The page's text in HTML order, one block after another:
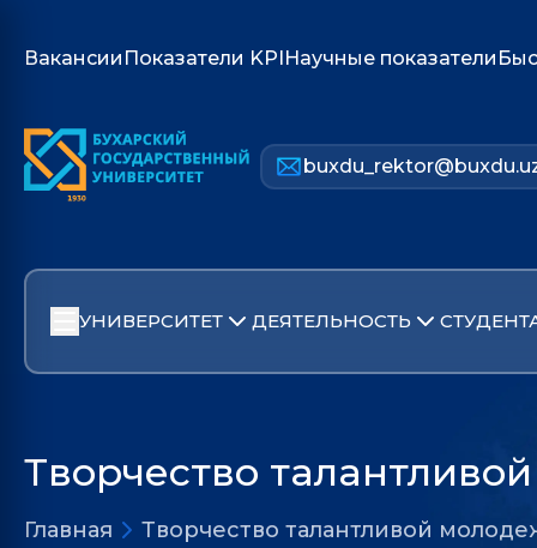
Вакансии Показатели KPIНаучные показатели
УНИВЕРСИТЕТ ДЕЯТЕЛЬНОСТЬ
Творчество
Главная Творчество талантливой